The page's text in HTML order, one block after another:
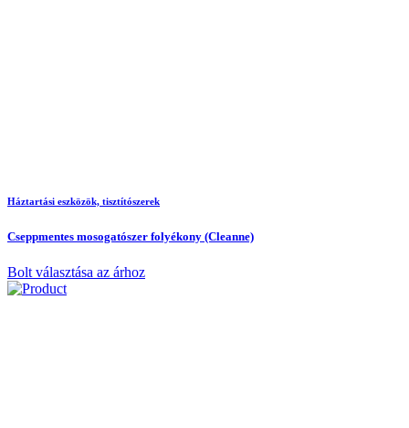
Háztartási eszközök, tisztítószerek
Cseppmentes mosogatószer folyékony (Cleanne)
Bolt választása az árhoz